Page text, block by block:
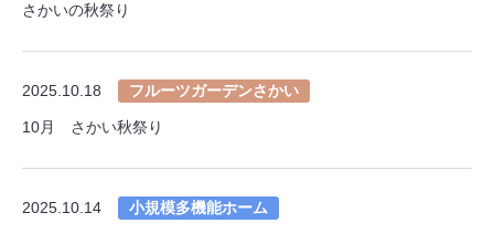
さかいの秋祭り
2025.10.18 フルーツガーデンさかい
10月 さかい秋祭り
2025.10.14 小規模多機能ホーム